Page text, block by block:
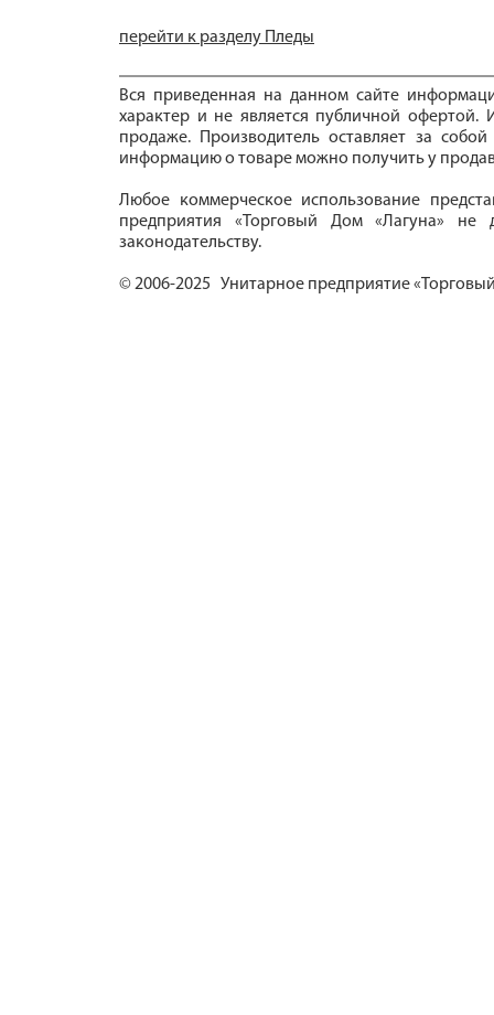
перейти к разделу Пледы
Вся приведенная на данном сайте
характер и не является публичной офертой.
продаже. Производитель оставляет за
информацию о товаре можно получить у
Любое коммерческое использование
предприятия «Торговый Дом «Лагуна» не
законодательству.
© 2006-2025 Унитарное предприятие